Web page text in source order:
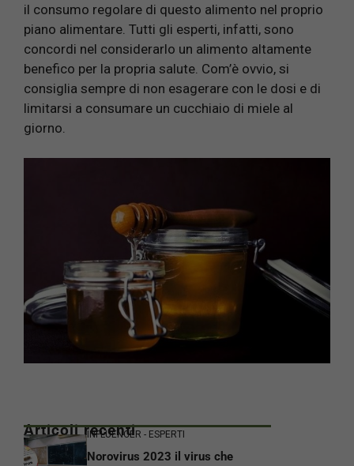
il consumo regolare di questo alimento nel proprio
piano alimentare. Tutti gli esperti, infatti, sono
concordi nel considerarlo un alimento altamente
benefico per la propria salute. Com’è ovvio, si
consiglia sempre di non esagerare con le dosi e di
limitarsi a consumare un cucchiaio di miele al
giorno.
Articoli recentiINFLUENCER - ESPERTI
Norovirus 2023 il virus che